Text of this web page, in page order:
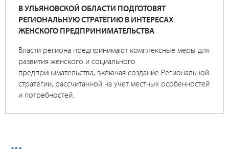
В УЛЬЯНОВСКОЙ ОБЛАСТИ ПОДГОТОВЯТ
РЕГИОНАЛЬНУЮ СТРАТЕГИЮ В ИНТЕРЕСАХ
ЖЕНСКОГО ПРЕДПРИНИМАТЕЛЬСТВА
Власти региона предпринимают комплексные меры для
развития женского и социального
предпринимательства, включая создание Региональной
стратегии, рассчитанной на учет местных особенностей
и потребностей.